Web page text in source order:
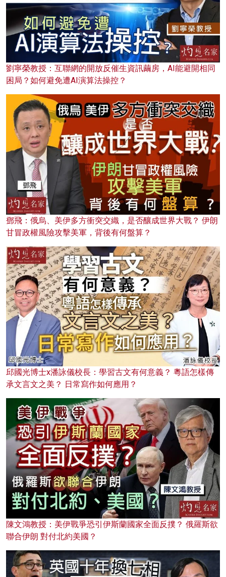
劉寧榮教授：互聯網的開放反催生資訊繭房，AI能避開相同
困局？如何避免遭AI演算法操控？
鄧飛：俄烏、美伊多方衝突交織，是否釀成世界大戰？ 伊朗
甘冒政權風險攻擊美軍，背後有何盤算？
邱國光博士x潘詠儀校長：學習古文有何意義？ 粵語怎樣傳
承文言文之美？ 日常寫作如何應用？
陳文鴻教授：美伊戰爭恐引伊斯蘭國家全面反撲？ 俄羅斯欲
聯合伊朗 對付北約美國？